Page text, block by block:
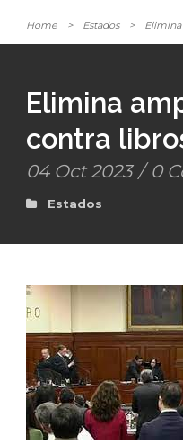
Home > Estados >
Elimina
contra
04 Oct 2023 / 0
Estados